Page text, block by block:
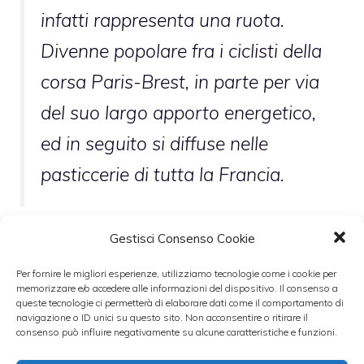
Gestisci Consenso Cookie
Per fornire le migliori esperienze, utilizziamo tecnologie come i cookie per
memorizzare e/o accedere alle informazioni del dispositivo. Il consenso a
queste tecnologie ci permetterà di elaborare dati come il comportamento di
navigazione o ID unici su questo sito. Non acconsentire o ritirare il
consenso può influire negativamente su alcune caratteristiche e funzioni.
infatti rappresenta una ruota.
Divenne popolare fra i ciclisti della
corsa Paris-Brest, in parte per via
del suo largo apporto energetico,
ed in seguito si diffuse nelle
pasticcerie di tutta la Francia.
E arriviamo alla Pasta Choux che è la parte
essenziale di questo dolce, si tratta di una
pasta molto simile a quella dei bigné che si
prepara con acqua, burro, poca farina e